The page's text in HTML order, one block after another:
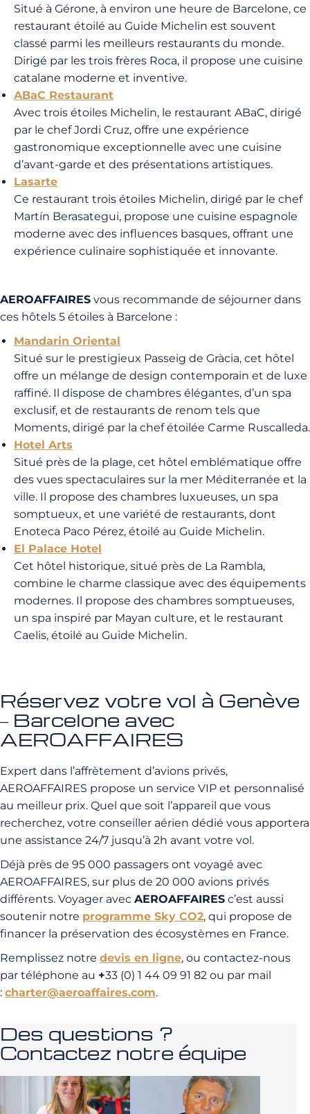
Situé à Gérone, à environ une heure de Barcelone, ce
restaurant étoilé au Guide Michelin est souvent
classé parmi les meilleurs restaurants du monde.
Dirigé par les trois frères Roca, il propose une cuisine
catalane moderne et inventive.
ABaC Restaurant
Avec trois étoiles Michelin, le restaurant ABaC, dirigé
par le chef Jordi Cruz, offre une expérience
gastronomique exceptionnelle avec une cuisine
d’avant-garde et des présentations artistiques.
Lasarte
Ce restaurant trois étoiles Michelin, dirigé par le chef
Martín Berasategui, propose une cuisine espagnole
moderne avec des influences basques, offrant une
expérience culinaire sophistiquée et innovante.
AEROAFFAIRES vous recommande de séjourner dans
ces hôtels 5 étoiles à Barcelone :
Mandarin Oriental
Situé sur le prestigieux Passeig de Gràcia, cet hôtel
offre un mélange de design contemporain et de luxe
raffiné. Il dispose de chambres élégantes, d’un spa
exclusif, et de restaurants de renom tels que
Moments, dirigé par la chef étoilée Carme Ruscalleda.
Hotel Arts
Situé près de la plage, cet hôtel emblématique offre
des vues spectaculaires sur la mer Méditerranée et la
ville. Il propose des chambres luxueuses, un spa
somptueux, et une variété de restaurants, dont
Enoteca Paco Pérez, étoilé au Guide Michelin.
El Palace Hotel
Cet hôtel historique, situé près de La Rambla,
combine le charme classique avec des équipements
modernes. Il propose des chambres somptueuses,
un spa inspiré par Mayan culture, et le restaurant
Caelis, étoilé au Guide Michelin.
Réservez votre vol à Genève
– Barcelone avec
AEROAFFAIRES
Expert dans l’affrètement d’avions privés,
AEROAFFAIRES propose un service VIP et personnalisé
au meilleur prix. Quel que soit l’appareil que vous
recherchez, votre conseiller aérien dédié vous apportera
une assistance 24/7 jusqu’à 2h avant votre vol.
Déjà près de 95 000 passagers ont voyagé avec
AEROAFFAIRES, sur plus de 20 000 avions privés
différents. Voyager avec AEROAFFAIRES c’est aussi
soutenir notre programme Sky CO2, qui propose de
financer la préservation des écosystèmes en France.
Remplissez notre devis en ligne, ou contactez-nous
par téléphone au +33 (0) 1 44 09 91 82 ou par mail
: charter@aeroaffaires.com.
Des questions ?
Contactez notre équipe